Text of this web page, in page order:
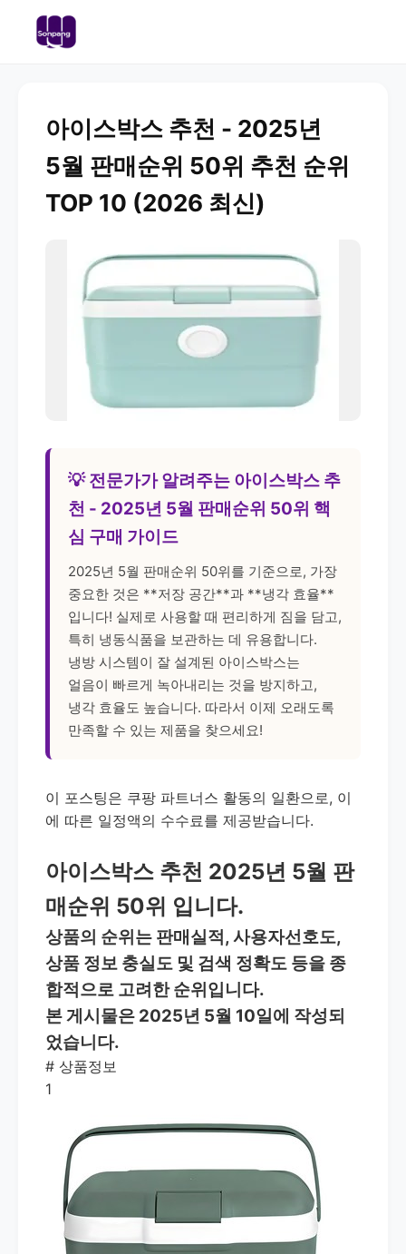
아이스박스 추천 - 2025년
5월 판매순위 50위 추천 순위
TOP 10 (2026 최신)
💡 전문가가 알려주는 아이스박스 추
천 - 2025년 5월 판매순위 50위 핵
심 구매 가이드
2025년 5월 판매순위 50위를 기준으로, 가장
중요한 것은 **저장 공간**과 **냉각 효율**
입니다! 실제로 사용할 때 편리하게 짐을 담고,
특히 냉동식품을 보관하는 데 유용합니다.
냉방 시스템이 잘 설계된 아이스박스는
얼음이 빠르게 녹아내리는 것을 방지하고,
냉각 효율도 높습니다. 따라서 이제 오래도록
만족할 수 있는 제품을 찾으세요!
이 포스팅은 쿠팡 파트너스 활동의 일환으로, 이
에 따른 일정액의 수수료를 제공받습니다.
아이스박스 추천 2025년 5월 판
매순위 50위 입니다.
상품의 순위는 판매실적, 사용자선호도,
상품 정보 충실도 및 검색 정확도 등을 종
합적으로 고려한 순위입니다.
본 게시물은 2025년 5월 10일에 작성되
었습니다.
# 상품정보
1